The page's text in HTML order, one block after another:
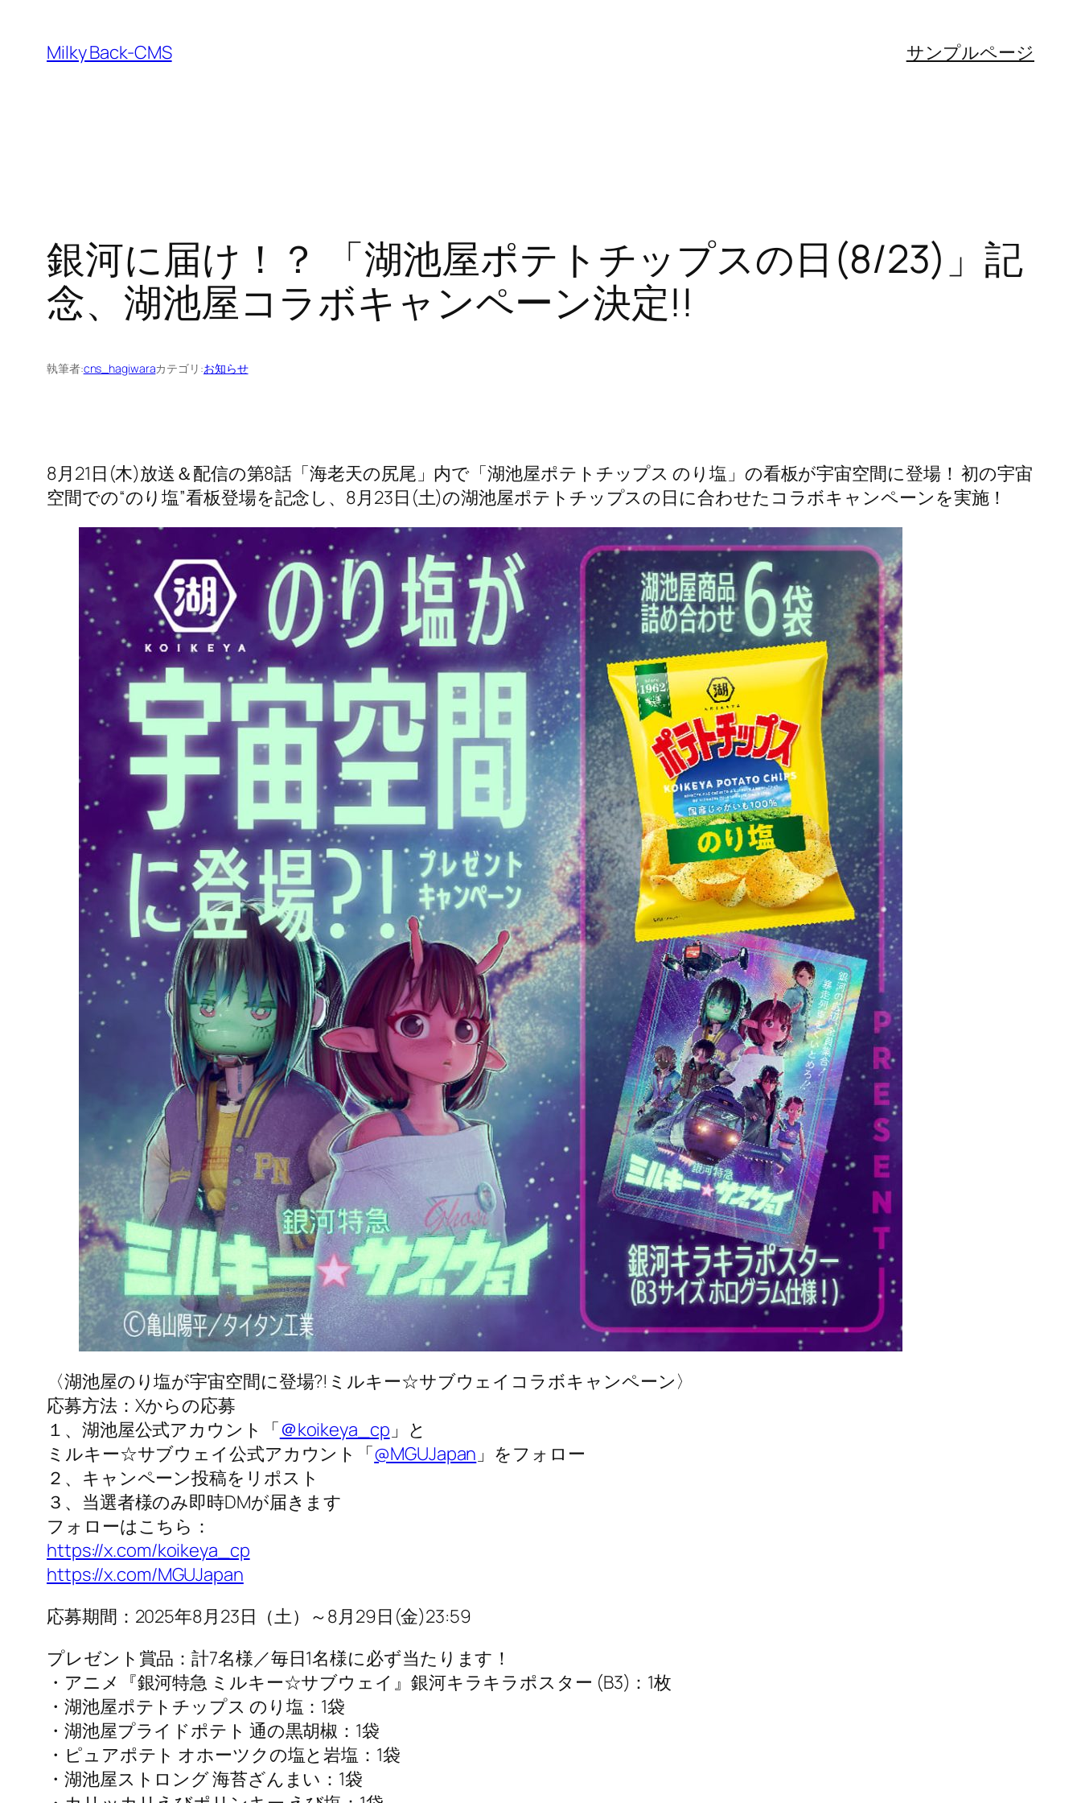
Milky Back-CMS サンプルページ
銀河に届け！？ 「湖池屋ポテトチップスの日(8/23)」記
念、湖池屋コラボキャンペーン決定!!
執筆者:cns_hagiwaraカテゴリ:お知らせ
8月21日(木)放送＆配信の第8話「海老天の尻尾」内で「湖池屋ポテトチップス のり塩」の看板が宇宙空間に登場！ 初の宇宙
空間での“のり塩”看板登場を記念し、8月23日(土)の湖池屋ポテトチップスの日に合わせたコラボキャンペーンを実施！
〈湖池屋のり塩が宇宙空間に登場?!ミルキー☆サブウェイコラボキャンペーン〉
応募方法：Xからの応募
１、湖池屋公式アカウント「＠koikeya_cp 」と
ミルキー☆サブウェイ公式アカウント「@MGUJapan 」をフォロー
２、キャンペーン投稿をリポスト
３、当選者様のみ即時DMが届きます
フォローはこちら：
https://x.com/koikeya_cp
https://x.com/MGUJapan
応募期間：2025年8月23日（土）～8月29日(金)23:59
プレゼント賞品：計7名様／毎日1名様に必ず当たります！
・アニメ『銀河特急 ミルキー☆サブウェイ』銀河キラキラポスター (B3)：1枚
・湖池屋ポテトチップス のり塩：1袋
・湖池屋プライドポテト 通の黒胡椒：1袋
・ピュアポテト オホーツクの塩と岩塩：1袋
・湖池屋ストロング 海苔ざんまい：1袋